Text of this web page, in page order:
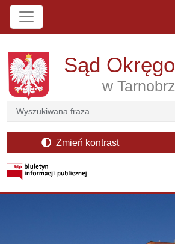
Przejdź do treści
Sąd
w
Szukaj
Zmień kontrast
otwiera się w nowym